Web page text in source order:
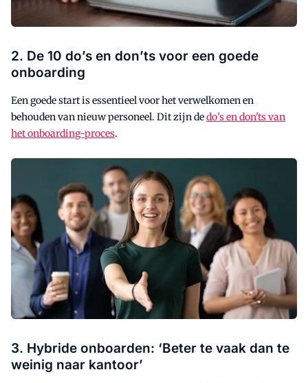
2. De 10 do’s en don’ts voor een goede
onboarding
Een goede start is essentieel voor het verwelkomen en
behouden van nieuw personeel. Dit zijn dedo's en don'ts van
het onboarding-proces.
3. Hybride onboarden: ‘Beter te vaak dan te
weinig naar kantoor’